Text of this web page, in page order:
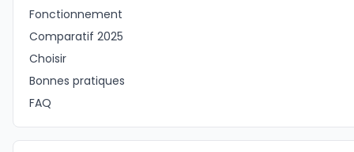
Fonctionnement
Comparatif 2025
Choisir
Bonnes pratiques
FAQ